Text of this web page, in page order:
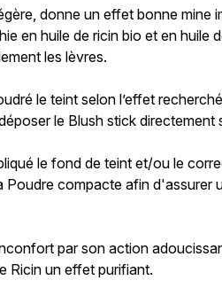
donne un effet bonne
en huile de ricin bio et en
les lèvres.
le teint selon l’effet
le Blush stick
le fond de teint et/ou le
Poudre compacte afin d'assurer
par son action
Ricin un effet purifiant.